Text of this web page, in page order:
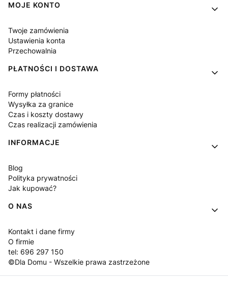
MOJE KONTO
Twoje zamówienia
Ustawienia konta
Przechowalnia
PŁATNOŚCI I DOSTAWA
Formy płatności
Wysyłka za granice
Czas i koszty dostawy
Czas realizacji zamówienia
INFORMACJE
Blog
Polityka prywatności
Jak kupować?
O NAS
Kontakt i dane firmy
O firmie
tel: 696 297 150
©Dla Domu - Wszelkie prawa zastrzeżone